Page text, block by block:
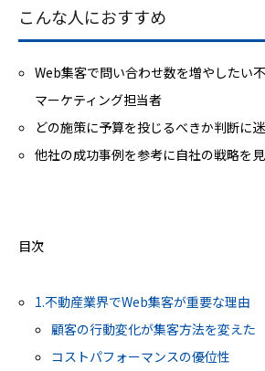
こんな人におすすめ
Web集客で問い合わせ数を増やしたい
マーケティング担当者
どの施策に予算を投じるべきか判断に
他社の成功事例を参考に自社の戦略を
目次
1.不動産業界でWeb集客が重要な理由
顧客の行動変化が集客方法を変えた
コストパフォーマンスの優位性